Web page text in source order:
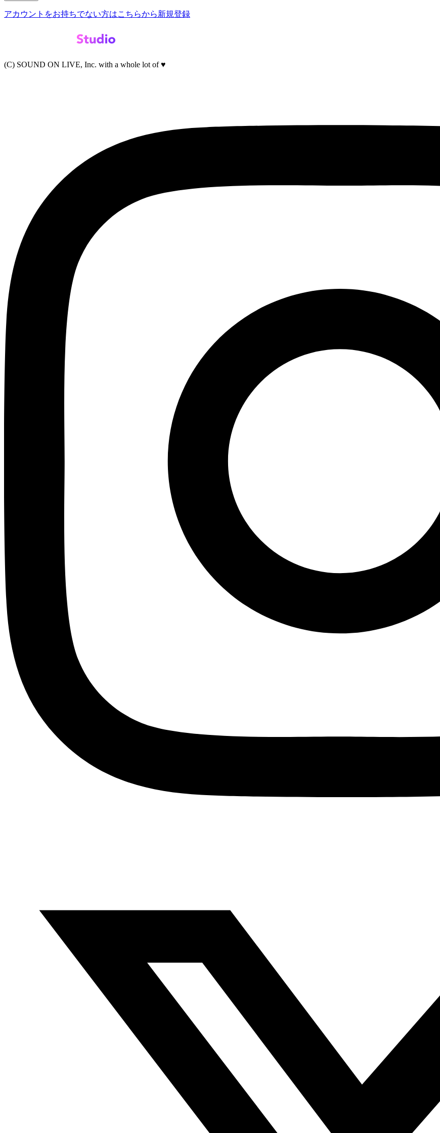
アカウントをお持ちでない方はこちらから新規登録
(C) SOUND ON LIVE, Inc. with a whole lot of ♥